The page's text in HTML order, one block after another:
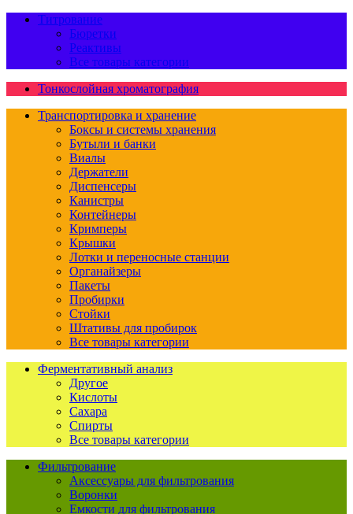
Титрование
Бюретки
Реактивы
Все товары категории
Тонкослойная хроматография
Транспортировка и хранение
Боксы и системы хранения
Бутыли и банки
Виалы
Держатели
Диспенсеры
Канистры
Контейнеры
Кримперы
Крышки
Лотки и переносные станции
Органайзеры
Пакеты
Пробирки
Стойки
Штативы для пробирок
Все товары категории
Ферментативный анализ
Другое
Кислоты
Сахара
Спирты
Все товары категории
Фильтрование
Аксессуары для фильтрования
Воронки
Емкости для фильтрования